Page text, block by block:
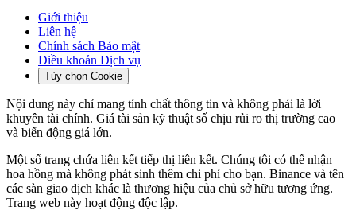
Giới thiệu
Liên hệ
Chính sách Bảo mật
Điều khoản Dịch vụ
Tùy chọn Cookie
Nội dung này chỉ mang tính chất thông tin và không phải là lời
khuyên tài chính. Giá tài sản kỹ thuật số chịu rủi ro thị trường cao
và biến động giá lớn.
Một số trang chứa liên kết tiếp thị liên kết. Chúng tôi có thể nhận
hoa hồng mà không phát sinh thêm chi phí cho bạn. Binance và tên
các sàn giao dịch khác là thương hiệu của chủ sở hữu tương ứng.
Trang web này hoạt động độc lập.